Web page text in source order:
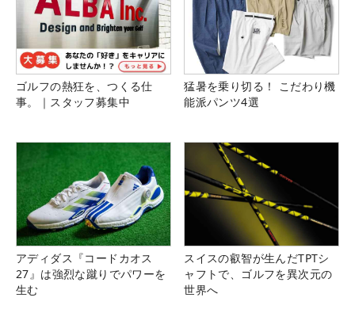
ゴルフの熱狂を、つくる仕
事。｜スタッフ募集中
猛暑を乗り切る！ こだわり機
能派パンツ4選
アディダス『コードカオス
27』は強烈な蹴りでパワーを
生む
スイスの叡智が生んだTPTシ
ャフトで、ゴルフを異次元の
世界へ